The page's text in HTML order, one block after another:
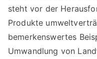
steht vor der
Produkte
bemerkenswertes
Umwandlung von